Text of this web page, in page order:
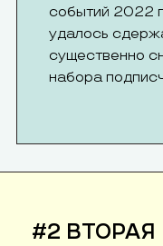
событий 2022
удалось
существенно
набора
#2